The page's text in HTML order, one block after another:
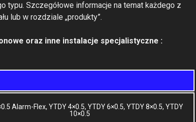
typu. Szczegółowe informacje na temat każdego z
lub w rozdziale „produkty”.
oraz inne instalacje specjalistyczne :
Alarm-Flex, YTDY 4×0.5, YTDY 6×0.5, YTDY 8×0.5, YTDY
10×0.5